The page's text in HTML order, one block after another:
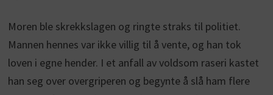
Moren ble skrekkslagen og ringte straks til politiet.
Mannen hennes var ikke villig til å vente, og han tok
loven i egne hender. I et anfall av voldsom raseri kastet
han seg over overgriperen og begynte å slå ham flere